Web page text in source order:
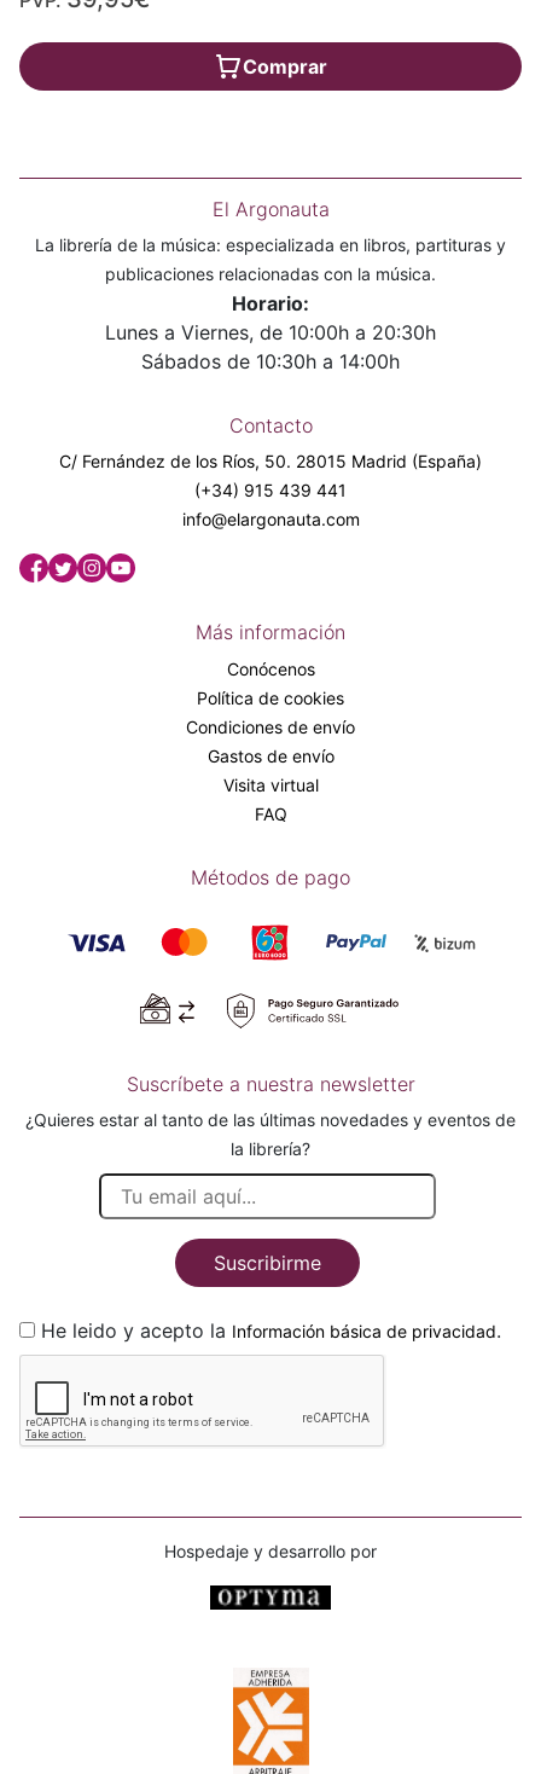
Comprar
El Argonauta
La librería de la música: especializada en libros, partituras y
publicaciones relacionadas con la música.
Horario:
Lunes a Viernes, de 10:00h a 20:30h
Sábados de 10:30h a 14:00h
Contacto
C/ Fernández de los Ríos, 50. 28015 Madrid (España)
(+34) 915 439 441
info@elargonauta.com
Más información
Conócenos
Política de cookies
Condiciones de envío
Gastos de envío
Visita virtual
FAQ
Métodos de pago
Suscríbete a nuestra newsletter
¿Quieres estar al tanto de las últimas novedades y eventos de
la librería?
Suscribirme
He leido y acepto la Información básica de privacidad.
Hospedaje y desarrollo por